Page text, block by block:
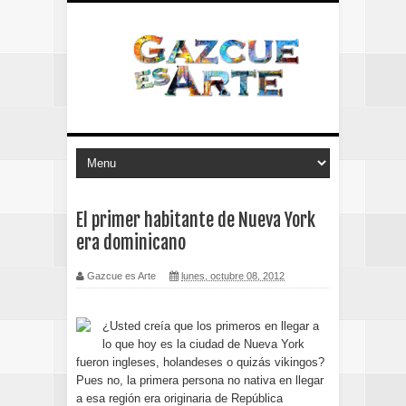
El primer habitante de Nueva York
era dominicano
Gazcue es Arte lunes, octubre 08, 2012
¿Usted creía que los primeros en llegar a
lo que hoy es la ciudad de Nueva York
fueron ingleses, holandeses o quizás vikingos?
Pues no, la primera persona no nativa en llegar
a esa región era originaria de República